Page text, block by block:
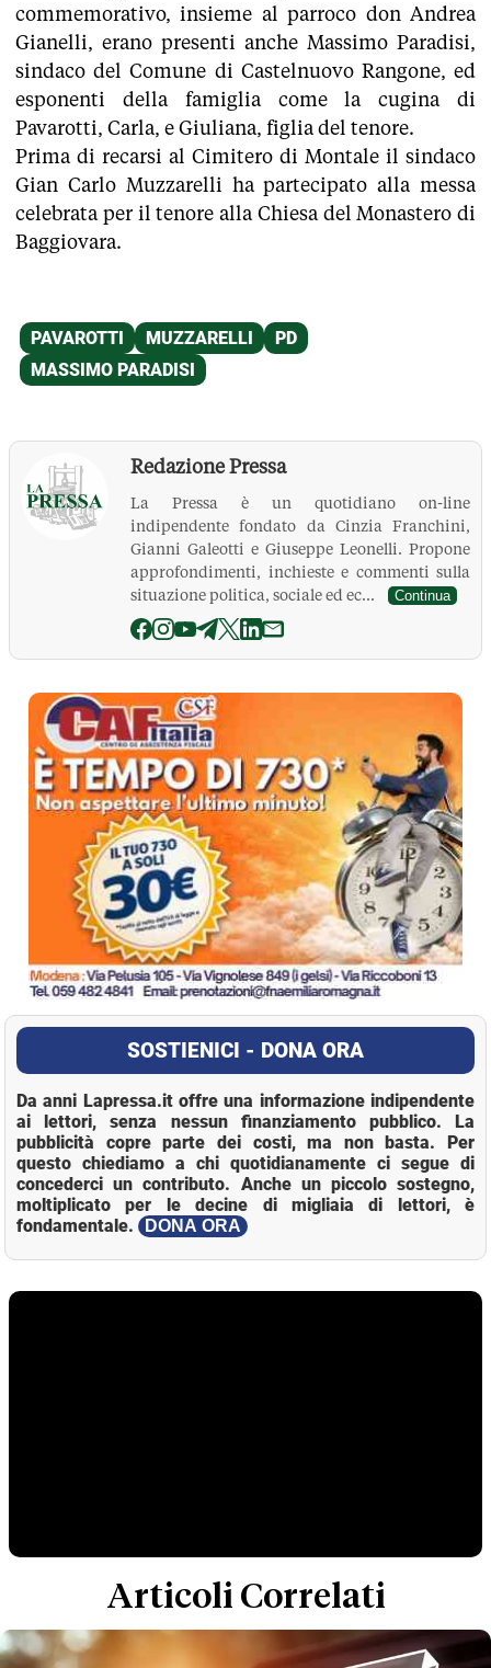
commemorativo, insieme al parroco don Andrea
Gianelli, erano presenti anche Massimo Paradisi,
sindaco del Comune di Castelnuovo Rangone, ed
esponenti della famiglia come la cugina di
Pavarotti, Carla, e Giuliana, figlia del tenore.
Prima di recarsi al Cimitero di Montale il sindaco
Gian Carlo Muzzarelli ha partecipato alla messa
celebrata per il tenore alla Chiesa del Monastero di
Baggiovara.
Redazione Pressa
La Pressa è un quotidiano on-line
indipendente fondato da Cinzia Franchini,
Gianni Galeotti e Giuseppe Leonelli. Propone
approfondimenti, inchieste e commenti sulla
situazione politica, sociale ed ec...
Continua
La Pressa
SOSTIENICI - DONA ORA
Da anni Lapressa.it offre una informazione indipendente
ai lettori, senza nessun finanziamento pubblico. La
pubblicità copre parte dei costi, ma non basta. Per
questo chiediamo a chi quotidianamente ci segue di
concederci un contributo. Anche un piccolo sostegno,
moltiplicato per le decine di migliaia di lettori, è
fondamentale.
DONA ORA
Articoli Correlati